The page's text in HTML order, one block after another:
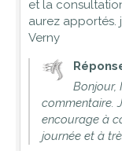
et la
aurez apportés.
Verny
Bonjour,
commentaire.
encourage à
journée et à